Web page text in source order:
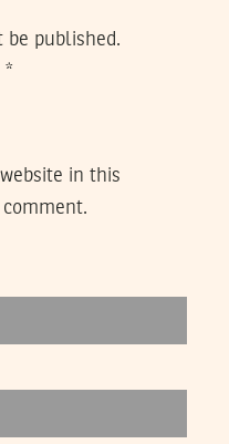
be published.
*
in this